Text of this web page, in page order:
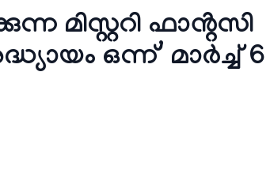
മിസ്റ്ററി ഫാൻ്റസി
ഒന്ന്’ മാർച്ച്‌ 6